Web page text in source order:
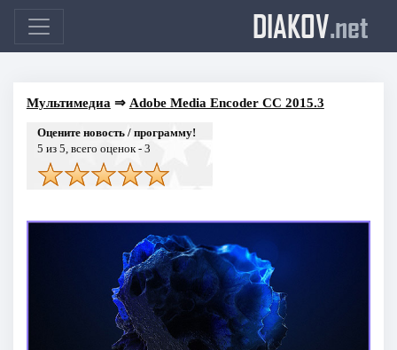
DIAKOV.net
Мультимедиа ⇒ Adobe Media Encoder CC 2015.3
Оцените новость / программу!
5 из 5, всего оценок - 3